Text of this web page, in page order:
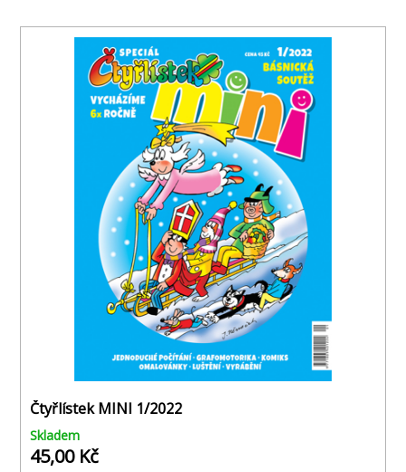
Čtyřlístek MINI 1/2022
Skladem
45,00 Kč